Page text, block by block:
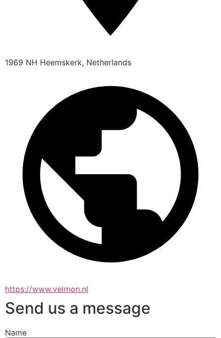
1969 NH Heemskerk, Netherlands
https://www.velmon.nl
Send us a message
Name